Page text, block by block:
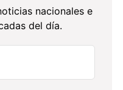
nacionales e
del día.